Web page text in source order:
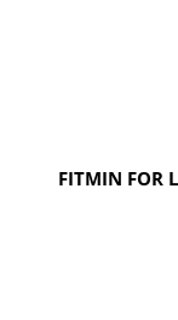
FITMIN FOR